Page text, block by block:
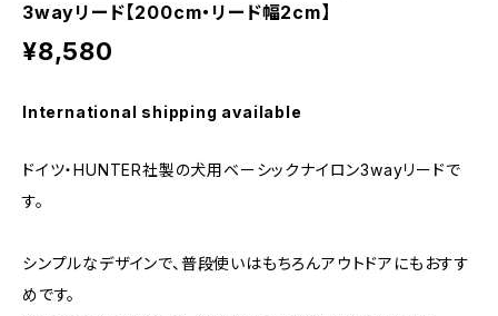
3wayリード【200cm・リード幅2cm】
¥8,580
International shipping available
ドイツ・HUNTER社製の犬用ベーシックナイロン3wayリードで
す。
シンプルなデザインで、普段使いはもちろんアウトドアにもおすす
めです。